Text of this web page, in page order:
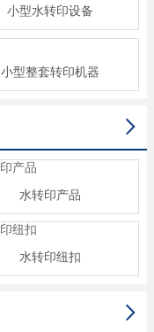
小型水转印设备
小型整套转印机器

水转印产品
水转印纽扣
